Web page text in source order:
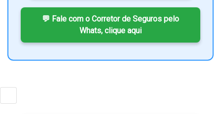
💬 Fale com o Corretor de Seguros pelo
Whats, clique aqui